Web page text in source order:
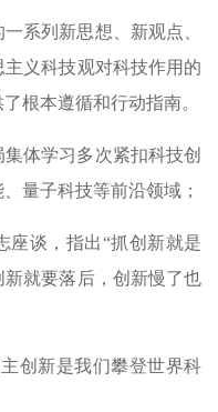
系列新思想、新观点、
义科技观对科技作用的
根本遵循和行动指南。
体学习多次紧扣科技创
量子科技等前沿领域；
座谈，指出“抓创新就是
就要落后，创新慢了也
创新是我们攀登世界科